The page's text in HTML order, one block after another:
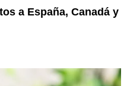
a España, Canadá y